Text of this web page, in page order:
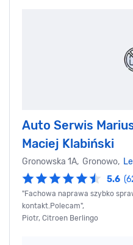
Auto Serwis
Maciej Klabiński
Gronowska 1A, Gronowo,
5.6
"Fachowa naprawa szybko
kontakt.Polecam",
Piotr, Citroen Berlingo